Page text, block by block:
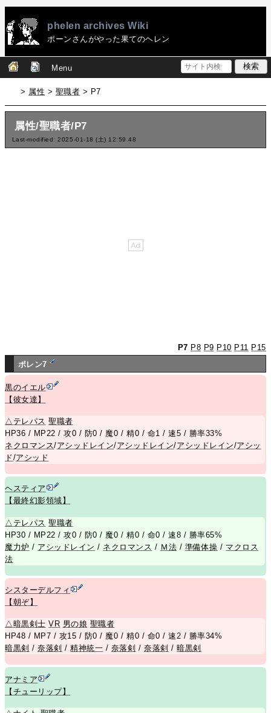
phelen archives Wiki
ポーンさんがやった果てのヘレン
Menu
> 属性 > 聖職者 > P7
属性/聖職者/P7
Last-modified: 2025-01-18 (土) 12:59:48
P7 P8 P9 P10 P11 P15
ポレン7
黒のイエル
【彼女達】
△ テレパス 聖職者
HP36 / MP22 / 攻0 / 防0 / 魔0 / 精0 / 命1 / 速5 / 勝率33%
ネクロマンス/アシッドレイン/アシッドレイン/アシッドレイン/アシッ
ド/アシッド
ヘスティア
【最終幻影領域】
△ テレパス 聖職者
HP30 / MP22 / 攻0 / 防0 / 魔0 / 精0 / 命0 / 速8 / 勝率65%
魔力炉 / アシッドレイン / ネクロマンス / Ｍ法 / 準備体操 / マクロス
法
シスターデルフィ
【朝ぞ】
△暗黒剣士 VR 男の娘 聖職者
HP48 / MP7 / 攻15 / 防0 / 魔0 / 精0 / 命0 / 速2 / 勝率34%
暗黒剣 /奈落剣 /精神統一 / 奈落剣 /奈落剣 /暗黒剣
アナミア
【チューリップ】